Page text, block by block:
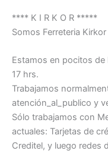
**** K I R K O R *****
Somos Ferreteria Kirkor
Estamos en pocitos de
17 hrs.
Trabajamos
atención_al_publico y
Sólo trabajamos con
actuales: Tarjetas de
Creditel, y luego redes